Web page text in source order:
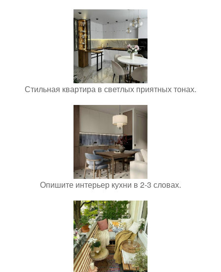
Стильная квартира в светлых приятных тонах.
Опишите интерьер кухни в 2-3 словах.